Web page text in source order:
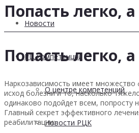
Новости
РЦ компетенций
О центре компетенций
Новости РЦК
Попасть легко,
Попасть легко,
Наркозависимость имеет
исход болезни и то, насколько
одинаково подойдет всем, попросту
Главный секрет эффективного
реабилитации: